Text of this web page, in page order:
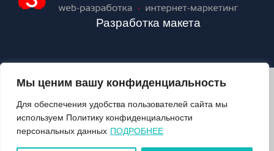
Мы ценим вашу конфиденциальность
Для обеспечения удобства пользователей сайта мы
используем Политику конфиденциальности
персональных данных ПОДРОБНЕЕ
Разработка макета
2024©VALOZHIN.BY - НОВОСТИ ВОЛОЖИНСКОГО РАЙОНА
О ГАЗЕТЕ